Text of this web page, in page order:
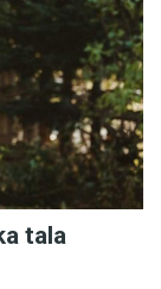
tala